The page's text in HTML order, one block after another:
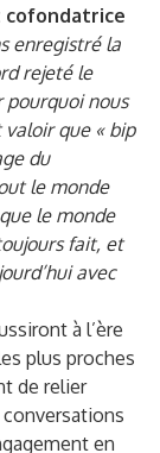
cofondatrice
enregistré la
rejeté le
pourquoi nous
valoir que « bip
du
le monde
le monde
fait, et
avec
à l’ère
plus proches
de relier
en